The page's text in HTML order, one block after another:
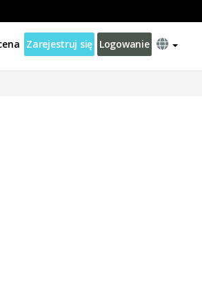
Zarejestruj się Logowanie